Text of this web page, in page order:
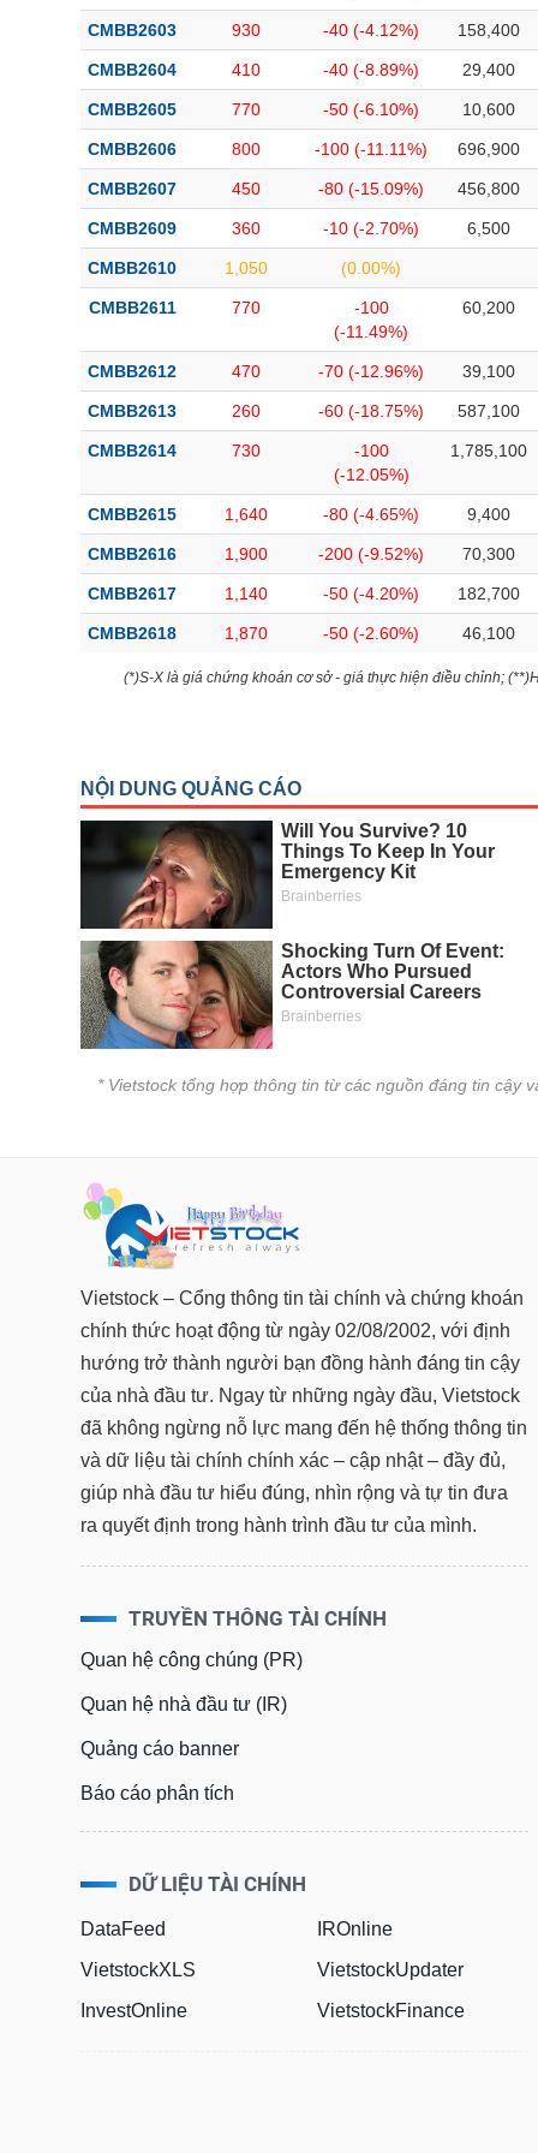
CMBB2603 930 -40 (-4.12%) 158,400
CMBB2604 410 -40 (-8.89%) 29,400
CMBB2605 770 -50 (-6.10%) 10,600
CMBB2606 800 -100 (-11.11%) 696,900
CMBB2607 450 -80 (-15.09%) 456,800
CMBB2609 360 -10 (-2.70%) 6,500
CMBB2610 1,050 (0.00%)
CMBB2611 770
-100
(-11.49%)
60,200
CMBB2612 470 -70 (-12.96%) 39,100
CMBB2613 260 -60 (-18.75%) 587,100
CMBB2614 730
-100
(-12.05%)
1,785,100
CMBB2615 1,640 -80 (-4.65%) 9,400
CMBB2616 1,900 -200 (-9.52%) 70,300
CMBB2617 1,140 -50 (-4.20%) 182,700
CMBB2618 1,870 -50 (-2.60%) 46,100
(*)S-X là giá chứng khoán cơ sở - giá thực hiện điều chỉnh;
* Vietstock tổng hợp thông tin từ các nguồn đáng tin cậy
Vietstock – Cổng thông tin tài chính và chứng khoán
chính thức hoạt động từ ngày 02/08/2002, với định
hướng trở thành người bạn đồng hành đáng tin cậy
của nhà đầu tư. Ngay từ những ngày đầu, Vietstock
đã không ngừng nỗ lực mang đến hệ thống thông tin
và dữ liệu tài chính chính xác – cập nhật – đầy đủ,
giúp nhà đầu tư hiểu đúng, nhìn rộng và tự tin đưa
ra quyết định trong hành trình đầu tư của mình.
TRUYỀN THÔNG TÀI CHÍNH
Quan hệ công chúng (PR)
Quan hệ nhà đầu tư (IR)
Quảng cáo banner
Báo cáo phân tích
DỮ LIỆU TÀI CHÍNH
DataFeed
VietstockXLS
InvestOnline
IROnline
VietstockUpdater
VietstockFinance
Bài viết của tác giả (-)
Báo cáo phân tích(-)
Thuật ngữ(-)
Dịch vụ(-)
Đào tạo
Công cụ đầu tư
Truyền thông tài chính